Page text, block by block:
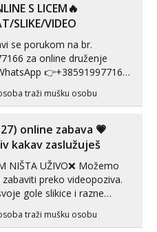
me tamo, cekam te!
S LICEM🔥
SLIKE/VIDEO
za online druženje
Radim
s licem, solo i s partnerom,
halteri, haljine, štikle,
itd. Nudim svakakva videa
traži mušku osobu
online zabava 💗
kakav zaslužuješ
UŽIVO❌ Možemo
preko videopoziva.
gole slikice i razne
🤩 Za online zabavu pošalji
Telegram ili Viber.
traži mušku osobu